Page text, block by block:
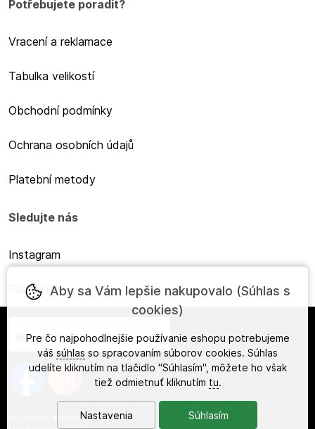
Potřebujete poradit?
Vracení a reklamace
Tabulka velikostí
Obchodní podmínky
Ochrana osobních údajů
Platební metody
Sledujte nás
Instagram
Facebook
Slovensky
ineShop
Aby sa Vám lepšie nakupovalo (Súhlas s
cookies)
Pre čo najpohodlnejšie používanie eshopu potrebujeme
váš súhlas so spracovaním súborov cookies. Súhlas
udelíte kliknutím na tlačidlo "Súhlasím", môžete ho však
tiež odmietnuť kliknutím tu.
Nastavenia Súhlasím